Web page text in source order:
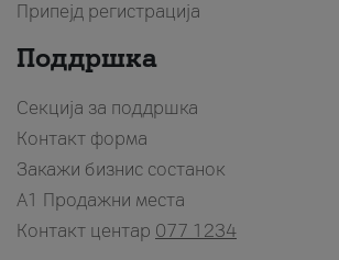
Припејд регистрација
Поддршка
Секција за поддршка
Контакт форма
Закажи бизнис состанок
A1 Продажни места
Контакт центар 077 1234